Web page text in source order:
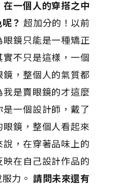
一個人的穿搭之中
？ 超加分的！以前
鏡只能是一種矯正
不只是這樣，一個
，整個人的氣質都
是賣眼鏡的才這麼
一個設計師，戴了
鏡，整個人看起來
，在穿著品味上的
在自己設計作品的
服力。請問未來還有